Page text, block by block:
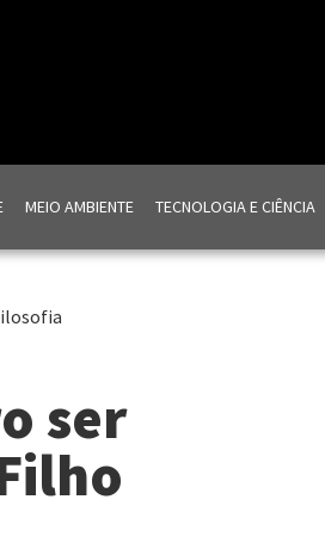
MEIO AMBIENTE TECNOLOGIA E CIÊNCIA
ser